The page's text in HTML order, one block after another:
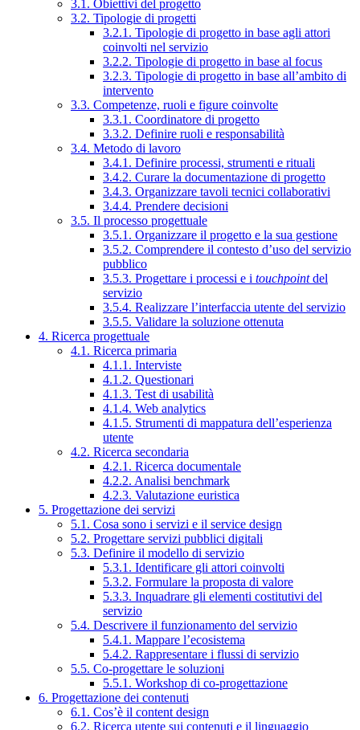
3.1. Obiettivi del progetto
3.2. Tipologie di progetti
3.2.1. Tipologie di progetto in base agli attori
coinvolti nel servizio
3.2.2. Tipologie di progetto in base al focus
3.2.3. Tipologie di progetto in base all’ambito di
intervento
3.3. Competenze, ruoli e figure coinvolte
3.3.1. Coordinatore di progetto
3.3.2. Definire ruoli e responsabilità
3.4. Metodo di lavoro
3.4.1. Definire processi, strumenti e rituali
3.4.2. Curare la documentazione di progetto
3.4.3. Organizzare tavoli tecnici collaborativi
3.4.4. Prendere decisioni
3.5. Il processo progettuale
3.5.1. Organizzare il progetto e la sua gestione
3.5.2. Comprendere il contesto d’uso del servizio
pubblico
3.5.3. Progettare i processi e i touchpointdel
servizio
3.5.4. Realizzare l’interfaccia utente del servizio
3.5.5. Validare la soluzione ottenuta
4. Ricerca progettuale
4.1. Ricerca primaria
4.1.1. Interviste
4.1.2. Questionari
4.1.3. Test di usabilità
4.1.4. Web analytics
4.1.5. Strumenti di mappatura dell’esperienza
utente
4.2. Ricerca secondaria
4.2.1. Ricerca documentale
4.2.2. Analisi benchmark
4.2.3. Valutazione euristica
5. Progettazione dei servizi
5.1. Cosa sono i servizi e il service design
5.2. Progettare servizi pubblici digitali
5.3. Definire il modello di servizio
5.3.1. Identificare gli attori coinvolti
5.3.2. Formulare la proposta di valore
5.3.3. Inquadrare gli elementi costitutivi del
servizio
5.4. Descrivere il funzionamento del servizio
5.4.1. Mappare l’ecosistema
5.4.2. Rappresentare i flussi di servizio
5.5. Co-progettare le soluzioni
5.5.1. Workshop di co-progettazione
6. Progettazione dei contenuti
6.1. Cos’è il content design
6.2. Ricerca utente sui contenuti e il linguaggio